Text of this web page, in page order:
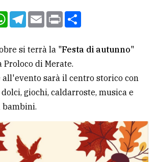
WhatsApp
Telegram
EmailPrint
si terrà la "Festa di autunno"
di Merate.
all'evento sarà il centro storico con
giochi, caldarroste, musica e
bambini.